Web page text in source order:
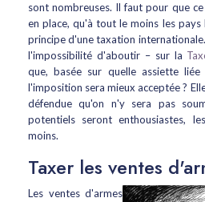
sont nombreuses. Il faut pour que
en place, qu'à tout le moins les pays
principe d'une taxation
l'impossibilité d'aboutir – sur la
que, basée sur quelle assiette
l'imposition sera mieux acceptée ?
défendue qu'on n'y sera pas
potentiels seront enthousiastes,
moins.
Taxer les ventes
Les ventes d'armes